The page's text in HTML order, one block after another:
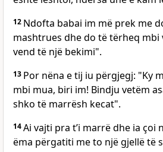
12 Ndofta babai im më prek me
mashtrues dhe do të tërheq mbi
vend të një bekimi".
13 Por nëna e tij iu përgjegj: "Ky
mbi mua, biri im! Bindju vetëm
shko të marrësh kecat".
14Ai vajti pra t’i marrë dhe ia çoi
ëma përgatiti me to një gjellë të